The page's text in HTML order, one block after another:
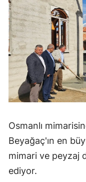
Osmanlı
Beyağaç'ın en
mimari ve peyzaj
ediyor.